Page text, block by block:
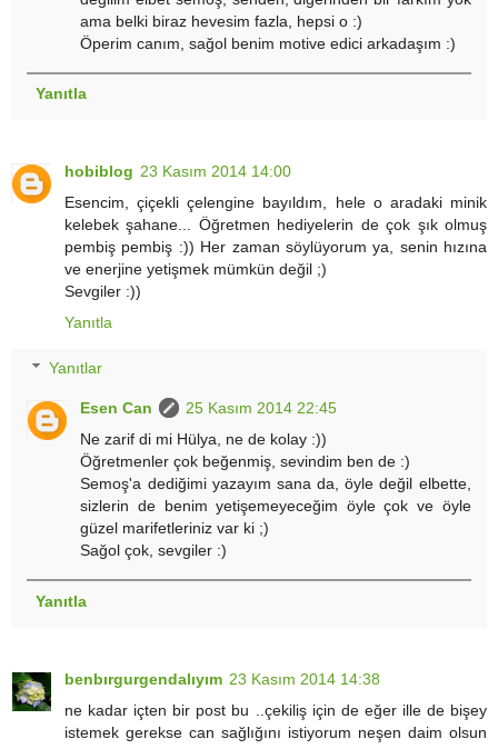
ama belki biraz hevesim fazla, hepsi o :)
Öperim canım, sağol benim motive edici arkadaşım :)
Yanıtla
hobiblog 23 Kasım 2014 14:00
Esencim, çiçekli çelengine bayıldım, hele o aradaki minik
kelebek şahane... Öğretmen hediyelerin de çok şık olmuş
pembiş pembiş :)) Her zaman söylüyorum ya, senin hızına
ve enerjine yetişmek mümkün değil ;)
Sevgiler :))
Yanıtla
Yanıtlar
Esen Can
25 Kasım 2014 22:45
Ne zarif di mi Hülya, ne de kolay :))
Öğretmenler çok beğenmiş, sevindim ben de :)
Semoş'a dediğimi yazayım sana da, öyle değil elbette,
sizlerin de benim yetişemeyeceğim öyle çok ve öyle
güzel marifetleriniz var ki ;)
Sağol çok, sevgiler :)
Yanıtla
benbırgurgendalıyım 23 Kasım 2014 14:38
ne kadar içten bir post bu ..çekiliş için de eğer ille de bişey
istemek gerekse can sağlığını istiyorum neşen daim olsun